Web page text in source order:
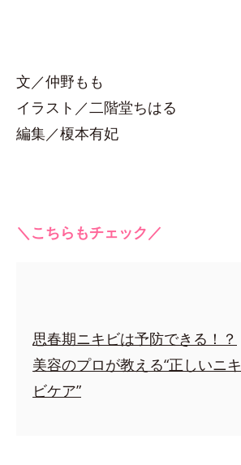
文／仲野もも
イラスト／二階堂ちはる
編集／榎本有妃
＼こちらもチェック／
思春期ニキビは予防できる！？
美容のプロが教える“正しいニキ
ビケア”